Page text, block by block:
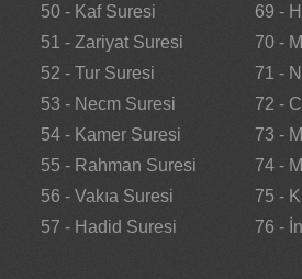
50 - Kaf Suresi
51 - Zariyat Suresi
52 - Tur Suresi
53 - Necm Suresi
54 - Kamer Suresi
55 - Rahman Suresi
56 - Vakıa Suresi
57 - Hadid Suresi
69 -
70 -
71 -
72 -
73 -
74 -
75 -
76 -